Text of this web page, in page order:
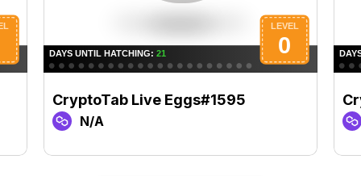
CryptoTab Live Eggs#1595
N/A